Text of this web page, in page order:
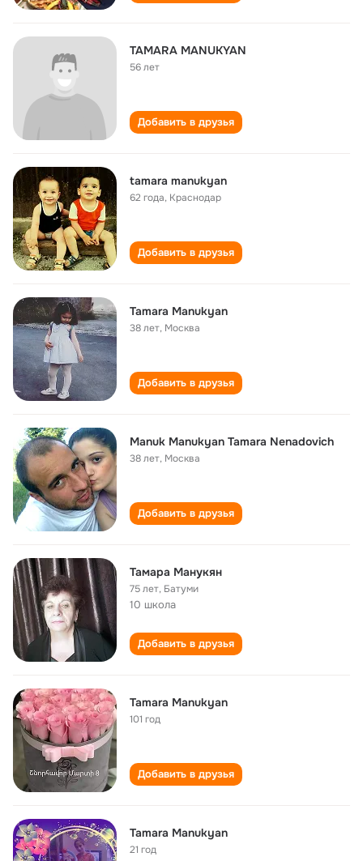
TAMARA MANUKYAN
56 лет
Добавить в друзья
tamara manukyan
62 года, Краснодар
Добавить в друзья
Tamara Manukyan
38 лет, Москва
Добавить в друзья
Manuk Manukyan Tamara Nenadovich
38 лет, Москва
Добавить в друзья
Тамара Манукян
75 лет, Батуми
10 школа
Добавить в друзья
Tamara Manukyan
101 год
Добавить в друзья
Tamara Manukyan
21 год